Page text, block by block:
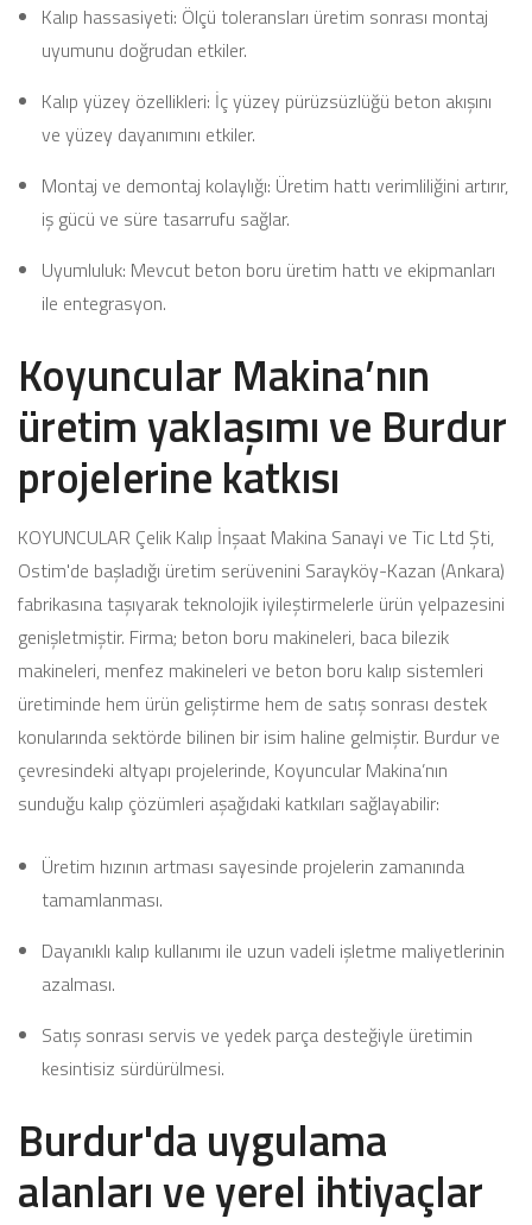
Kalıp hassasiyeti: Ölçü toleransları üretim sonrası montaj
uyumunu doğrudan etkiler.
Kalıp yüzey özellikleri: İç yüzey pürüzsüzlüğü beton akışını
ve yüzey dayanımını etkiler.
Montaj ve demontaj kolaylığı: Üretim hattı verimliliğini artırır,
iş gücü ve süre tasarrufu sağlar.
Uyumluluk: Mevcut beton boru üretim hattı ve ekipmanları
ile entegrasyon.
Koyuncular Makina’nın
üretim yaklaşımı ve Burdur
projelerine katkısı
KOYUNCULAR Çelik Kalıp İnşaat Makina Sanayi ve Tic Ltd Şti,
Ostim'de başladığı üretim serüvenini Sarayköy-Kazan (Ankara)
fabrikasına taşıyarak teknolojik iyileştirmelerle ürün yelpazesini
genişletmiştir. Firma; beton boru makineleri, baca bilezik
makineleri, menfez makineleri ve beton boru kalıp sistemleri
üretiminde hem ürün geliştirme hem de satış sonrası destek
konularında sektörde bilinen bir isim haline gelmiştir. Burdur ve
çevresindeki altyapı projelerinde, Koyuncular Makina’nın
sunduğu kalıp çözümleri aşağıdaki katkıları sağlayabilir:
Üretim hızının artması sayesinde projelerin zamanında
tamamlanması.
Dayanıklı kalıp kullanımı ile uzun vadeli işletme maliyetlerinin
azalması.
Satış sonrası servis ve yedek parça desteğiyle üretimin
kesintisiz sürdürülmesi.
Burdur'da uygulama
alanları ve yerel ihtiyaçlar